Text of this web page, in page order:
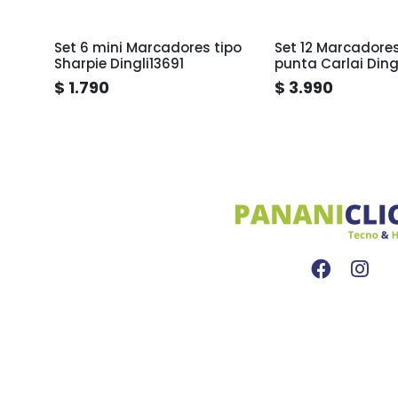
Set 6 mini Marcadores tipo
Sharpie Dingli13691
$ 1.790
Set 12
punta Carlai
Tarro
$ 3.990